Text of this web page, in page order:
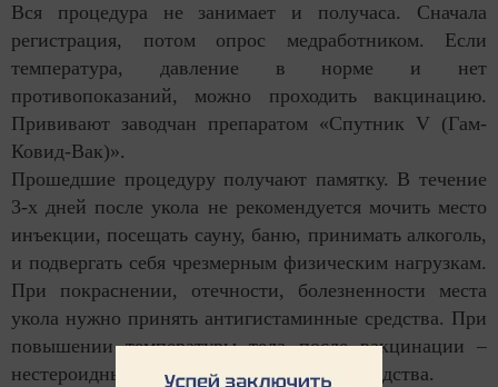
Вся процедура не занимает и получаса. Сначала
регистрация, потом опрос медработником. Если
температура, давление в норме и нет
противопоказаний, можно проходить вакцинацию.
Прививают заводчан препаратом «Спутник V (Гам-
Ковид-Вак)».
Прошедшие процедуру получают памятку. В течение
3-х дней после укола не рекомендуется мочить место
инъекции, посещать сауну, баню, принимать алкоголь,
и подвергать себя чрезмерным физическим нагрузкам.
При покраснении, отечности, болезненности места
укола нужно принять антигистаминные средства. При
повышении температуры тела после вакцинации –
нестероидные противовоспалительные средства.